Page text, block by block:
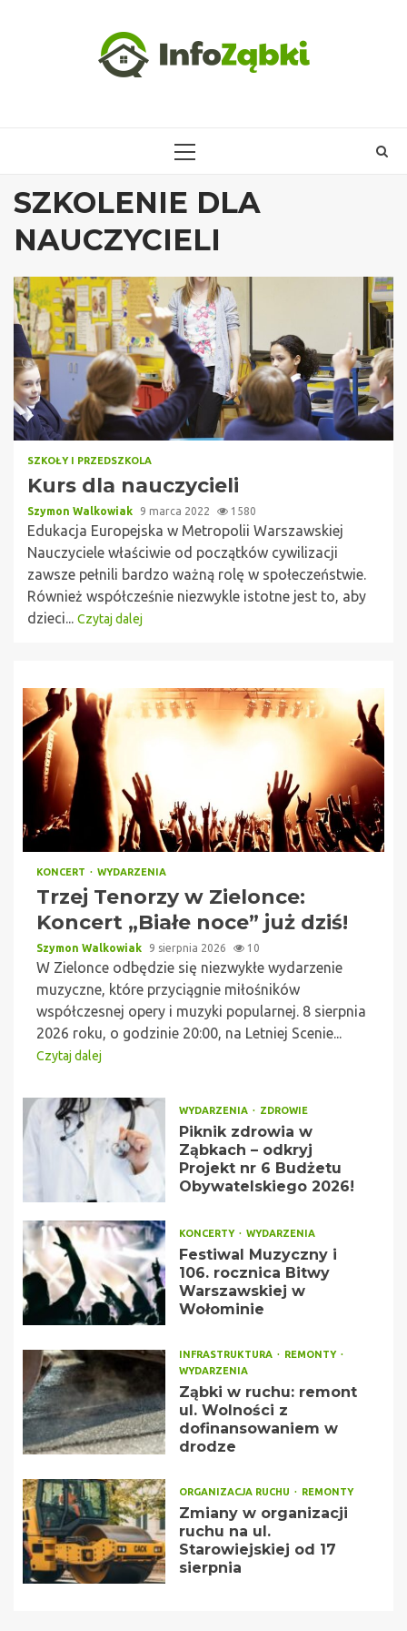
PRIMARY
SZKOLENIE DLA
NAUCZYCIELI
SZKOŁY I PRZEDSZKOLA
Kurs dla nauczycieli
Szymon Walkowiak 9 marca 2022 1580
Edukacja Europejska w Metropolii Warszawskiej
Nauczyciele właściwie od początków cywilizacji
zawsze pełnili bardzo ważną rolę w społeczeństwie.
Również współcześnie niezwykle istotne jest to, aby
dzieci... Czytaj dalej
KONCERT WYDARZENIA
Trzej Tenorzy w Zielonce:
Koncert „Białe noce” już dziś!
Szymon Walkowiak 9 sierpnia 2026 10
W Zielonce odbędzie się niezwykłe wydarzenie
muzyczne, które przyciągnie miłośników
współczesnej opery i muzyki popularnej. 8 sierpnia
2026 roku, o godzinie 20:00, na Letniej Scenie...
Czytaj dalej
WYDARZENIA ZDROWIE
Piknik zdrowia w
Ząbkach – odkryj
Projekt nr 6 Budżetu
Obywatelskiego 2026!
KONCERTY WYDARZENIA
Festiwal Muzyczny i
106. rocznica Bitwy
Warszawskiej w
Wołominie
INFRASTRUKTURA
REMONTY
WYDARZENIA
Ząbki w ruchu: remont
ul. Wolności z
dofinansowaniem w
drodze
ORGANIZACJA RUCHU REMONTY
Zmiany w organizacji
ruchu na ul.
Starowiejskiej od 17
sierpnia